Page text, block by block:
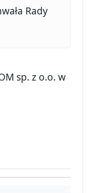
Rady
sp. z o.o. w